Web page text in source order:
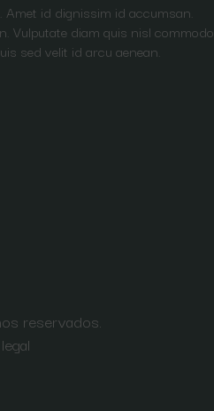
id dignissim id accumsan.
Vulputate diam quis nisl commodo.
sed velit id arcu aenean.
reservados.